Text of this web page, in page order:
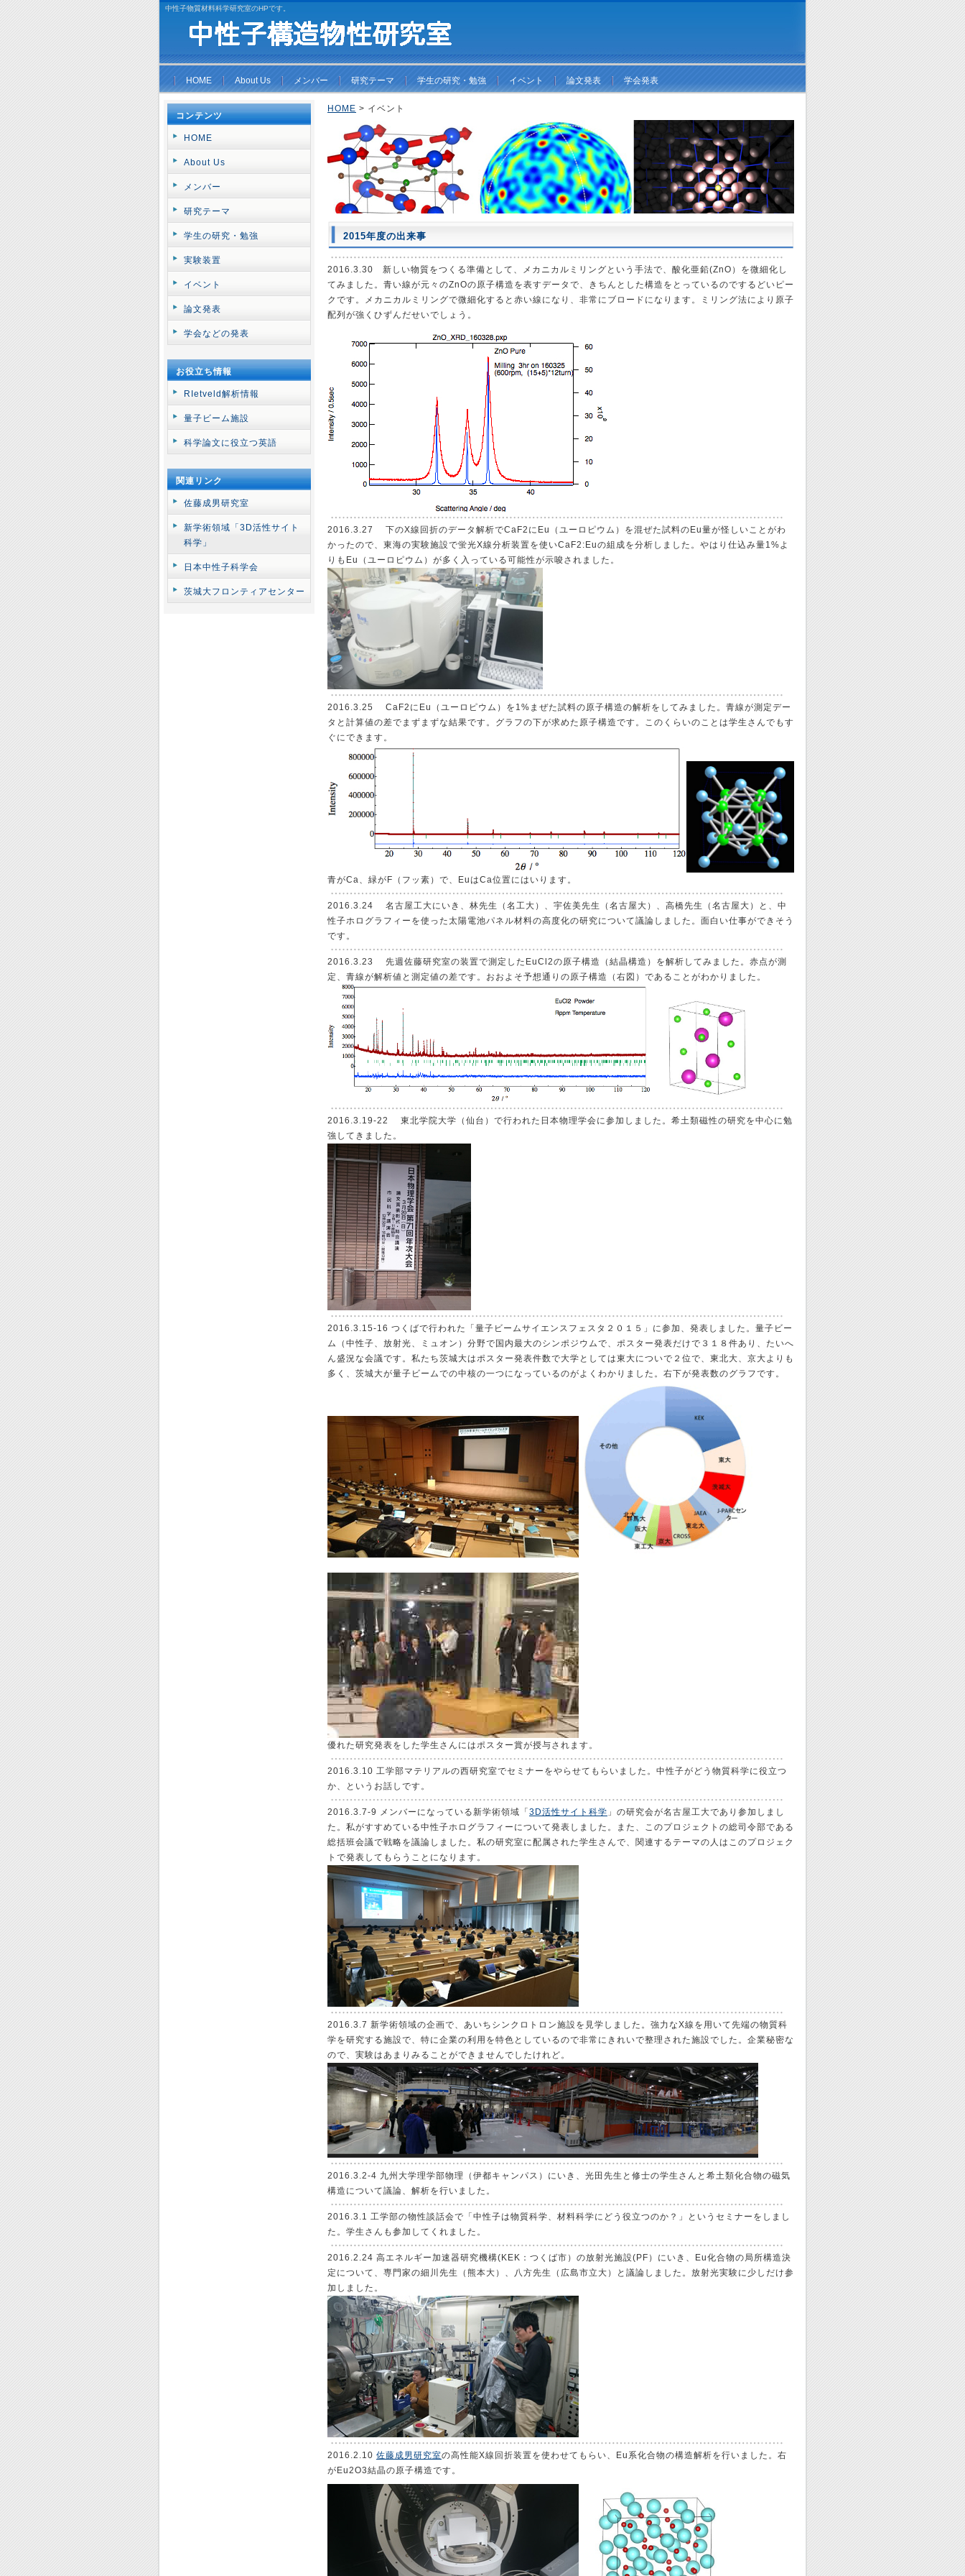
中性子物質材料科学研究室のHPです。
HOME About Us メンバー 研究テーマ 学生の研究・勉強 イベント 論文発表 学会発表
HOME > イベント
2015年度の出来事
2016.3.30 新しい物質をつくる準備として、メカニカルミリングという手法で、酸化亜鉛(ZnO）を微細化し
てみました。青い線が元々のZnOの原子構造を表すデータで、きちんとした構造をとっているのでするどいピー
クです。メカニカルミリングで微細化すると赤い線になり、非常にブロードになります。ミリング法により原子
配列が強くひずんだせいでしょう。
2016.3.27 下のX線回折のデータ解析でCaF2にEu（ユーロピウム）を混ぜた試料のEu量が怪しいことがわ
かったので、東海の実験施設で蛍光X線分析装置を使いCaF2:Euの組成を分析しました。やはり仕込み量1%よ
りもEu（ユーロピウム）が多く入っている可能性が示唆されました。
2016.3.25 CaF2にEu（ユーロピウム）を1%まぜた試料の原子構造の解析をしてみました。青線が測定デー
タと計算値の差でまずまずな結果です。グラフの下が求めた原子構造です。このくらいのことは学生さんでもす
ぐにできます。
青がCa、緑がF（フッ素）で、EuはCa位置にはいります。
2016.3.24 名古屋工大にいき、林先生（名工大）、宇佐美先生（名古屋大）、高橋先生（名古屋大）と、中
性子ホログラフィーを使った太陽電池パネル材料の高度化の研究について議論しました。面白い仕事ができそう
です。
2016.3.23 先週佐藤研究室の装置で測定したEuCl2の原子構造（結晶構造）を解析してみました。赤点が測
定、青線が解析値と測定値の差です。おおよそ予想通りの原子構造（右図）であることがわかりました。
2016.3.19-22 東北学院大学（仙台）で行われた日本物理学会に参加しました。希土類磁性の研究を中心に勉
強してきました。
2016.3.15-16 つくばで行われた「量子ビームサイエンスフェスタ２０１５」に参加、発表しました。量子ビー
ム（中性子、放射光、ミュオン）分野で国内最大のシンポジウムで、ポスター発表だけで３１８件あり、たいへ
ん盛況な会議です。私たち茨城大はポスター発表件数で大学としては東大についで２位で、東北大、京大よりも
多く、茨城大が量子ビームでの中核の一つになっているのがよくわかりました。右下が発表数のグラフです。
優れた研究発表をした学生さんにはポスター賞が授与されます。
2016.3.10 工学部マテリアルの西研究室でセミナーをやらせてもらいました。中性子がどう物質科学に役立つ
か、というお話しです。
2016.3.7-9 メンバーになっている新学術領域「 3D活性サイト科学 」の研究会が名古屋工大であり参加しまし
た。私がすすめている中性子ホログラフィーについて発表しました。また、このプロジェクトの総司令部である
総括班会議で戦略を議論しました。私の研究室に配属された学生さんで、関連するテーマの人はこのプロジェク
トで発表してもらうことになります。
2016.3.7 新学術領域の企画で、あいちシンクロトロン施設を見学しました。強力なX線を用いて先端の物質科
学を研究する施設で、特に企業の利用を特色としているので非常にきれいで整理された施設でした。企業秘密な
ので、実験はあまりみることができませんでしたけれど。
2016.3.2-4 九州大学理学部物理（伊都キャンパス）にいき、光田先生と修士の学生さんと希土類化合物の磁気
構造について議論、解析を行いました。
2016.3.1 工学部の物性談話会で「中性子は物質科学、材料科学にどう役立つのか？」というセミナーをしまし
た。学生さんも参加してくれました。
2016.2.24 高エネルギー加速器研究機構(KEK：つくば市）の放射光施設(PF）にいき、Eu化合物の局所構造決
定について、専門家の細川先生（熊本大）、八方先生（広島市立大）と議論しました。放射光実験に少しだけ参
加しました。
2016.2.10 佐藤成男研究室の高性能X線回折装置を使わせてもらい、Eu系化合物の構造解析を行いました。右
がEu2O3結晶の原子構造です。
コンテンツ
HOME
About Us
メンバー
研究テーマ
学生の研究・勉強
実験装置
イベント
論文発表
学会などの発表
お役立ち情報
RIetveld解析情報
量子ビーム施設
科学論文に役立つ英語
関連リンク
佐藤成男研究室
新学術領域「3D活性サイト
科学」
日本中性子科学会
茨城大フロンティアセンター